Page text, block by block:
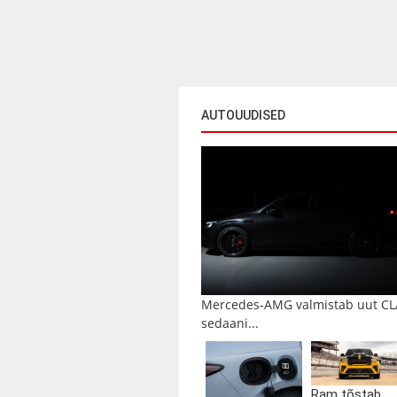
AUTOUUDISED
Mercedes-AMG valmistab uut
sedaani...